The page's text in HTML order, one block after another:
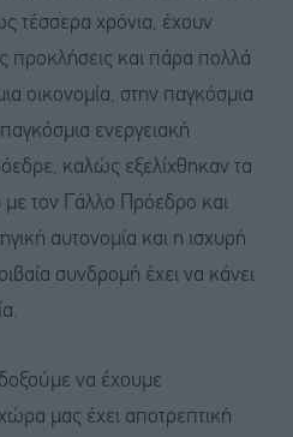
τέσσερα χρόνια, έχουν
προκλήσεις και πάρα πολλά
οικονομία, στην παγκόσμια
ενεργειακή
καλώς εξελίχθηκαν τα
με τον Γάλλο Πρόεδρο και
αυτονομία και η ισχυρή
συνδρομή έχει να κάνει
να έχουμε
μας έχει αποτρεπτική